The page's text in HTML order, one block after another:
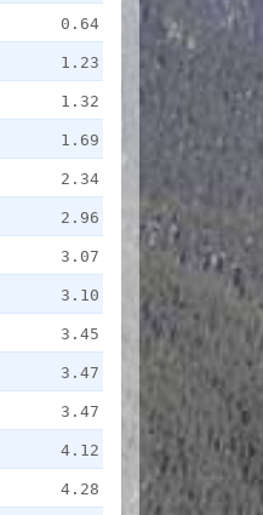
0.64
1.23
1.32
1.69
2.34
2.96
3.07
3.10
3.45
3.47
3.47
4.12
4.28